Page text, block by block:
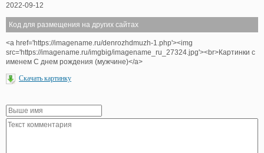
2022-09-12
Код для размещения на других сайтах
<a href='https://imagename.ru/denrozhdmuzh-1.php'><img
src='https://imagename.ru/imgbig/imagename_ru_27324.jpg'><br>Картинки с
именем С днем рождения (мужчине)</a>
Скачать картинку